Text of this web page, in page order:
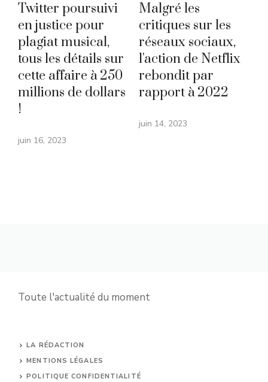
Twitter poursuivi
en justice pour
plagiat musical,
tous les détails sur
cette affaire à 250
millions de dollars
!
juin 16, 2023
Malgré les
critiques sur les
réseaux sociaux,
l'action de Netflix
rebondit par
rapport à 2022
juin 14, 2023
Toute l'actualité du moment
LA RÉDACTION
MENTIONS LÉGALES
POLITIQUE CONFIDENTIALITÉ